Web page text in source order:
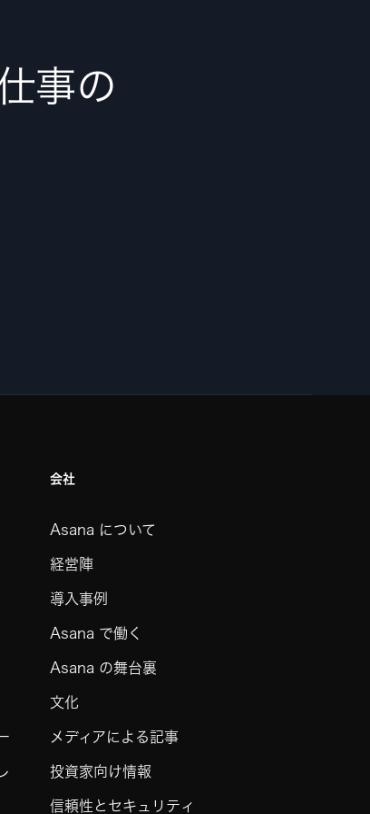
事の
会社
Asana について
経営陣
導入事例
Asana で働く
Asana の舞台裏
文化
メディアによる記事
投資家向け情報
信頼性とセキュリティ